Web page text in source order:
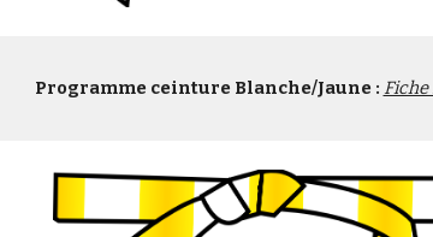
Programme ceinture Blanche/Jaune : Fiche